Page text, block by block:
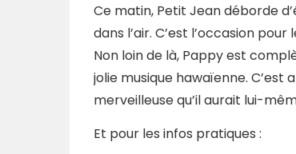
Ce matin, Petit Jean déborde
dans l’air. C’est l’occasion
Non loin de là, Pappy est
jolie musique hawaïenne.
merveilleuse qu’il aurait lui-
Et pour les infos pratiques :